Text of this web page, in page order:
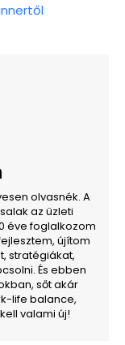
olvasnék. A
az üzleti
éve foglalkozom
újítom
stratégiákat,
És ebben
sőt akár
life balance,
valami új!